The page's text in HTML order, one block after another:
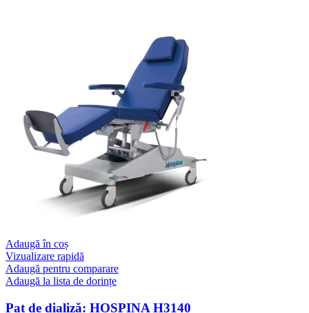
Adaugă în coș
Vizualizare rapidă
Adaugă pentru comparare
Adaugă la lista de dorințe
Pat de dializă: HOSPINA H3140